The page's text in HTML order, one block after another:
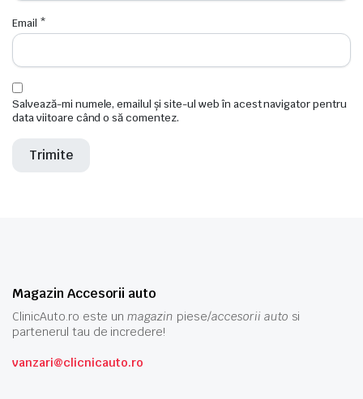
Email *
Salvează-mi numele, emailul și site-ul web în acest navigator pentru
data viitoare când o să comentez.
Magazin Accesorii auto
ClinicAuto.ro este unmagazin piese/accesorii auto si
partenerul tau de incredere!
vanzari@clicnicauto.ro